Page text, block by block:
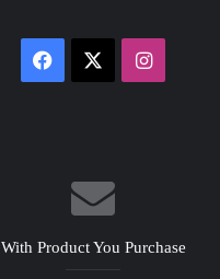
Facebook Instagram
With Product You Purchase